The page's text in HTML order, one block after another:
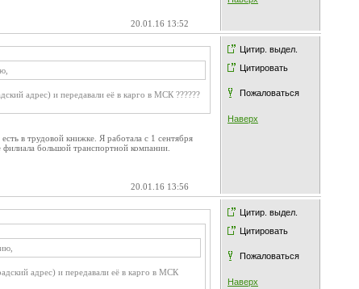
20.01.16 13:52
Цитир. выдел.
Цитировать
Пожаловаться
Наверх
адрес) и передавали её в карго в МСК ??????
в трудовой книжке. Я работала с 1 сентября
большой транспортной компании.
20.01.16 13:56
Цитир. выдел.
Цитировать
Пожаловаться
Наверх
адрес) и передавали её в карго в МСК